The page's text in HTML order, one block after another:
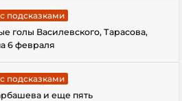
подсказками
голы Василевского, Тарасова,
6 февраля
подсказками
и еще пять